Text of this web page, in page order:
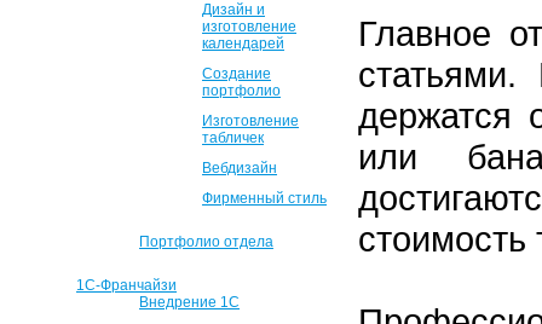
Дизайн и
изготовление
календарей
Создание
портфолио
Изготовление
табличек
Вебдизайн
Фирменный стиль
Портфолио отдела
1С-Франчайзи
Внедрение 1С
Главное
статьями.
держатся
или